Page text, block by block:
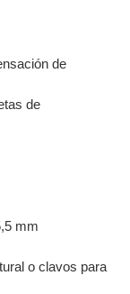
de
de
mm
o clavos para